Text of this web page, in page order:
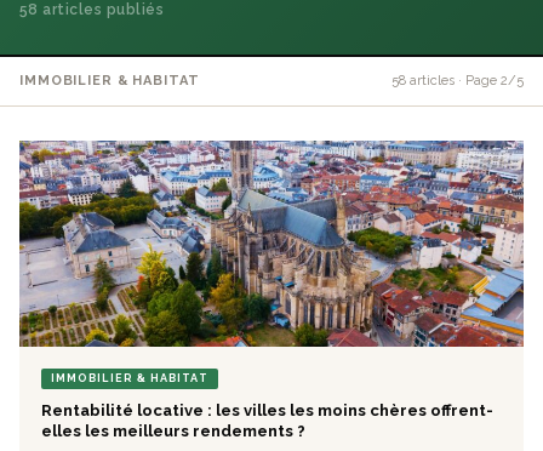
58 articles publiés
IMMOBILIER & HABITAT 58 articles · Page 2/5
IMMOBILIER & HABITAT
Rentabilité locative : les villes les moins chères offrent-
elles les meilleurs rendements ?